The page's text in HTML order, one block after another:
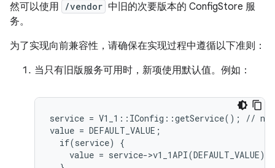
然可以使用
/vendor 中旧的次要版本的 ConfigStore 服
务。
为了实现向前兼容性，请确保在实现过程中遵循以下准则：
当只有旧版服务可用时，新项使用默认值。 例如：
service = V1_1::IConfig::getService(); //
value = DEFAULT_VALUE;
  if(service) {
    value = service->v1_1API(DEFAULT_VALUE);